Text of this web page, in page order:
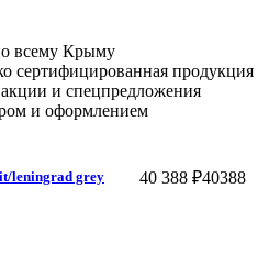
всему Крыму
сертифицированная продукция
и спецпредложения
и оформлением
leningrad grey 40 388 ₽40388